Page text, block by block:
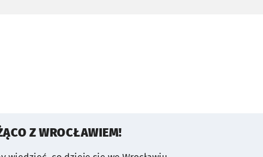
Z WROCŁAWIEM!